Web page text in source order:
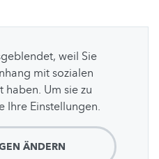
weil Sie
mit sozialen
Um sie zu
Ihre Einstellungen.
ÄNDERN